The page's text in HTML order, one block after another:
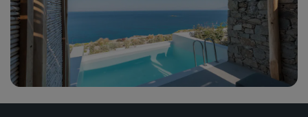
Park Plaza Park Inn by Radisson
Prize by Radisson Country Inn & Suites
Hoteller i sentrum
Se bloggen vår